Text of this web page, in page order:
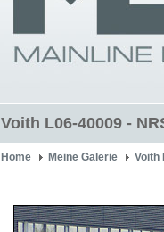
Voith L06-40009 -
Home Meine Galerie Voith